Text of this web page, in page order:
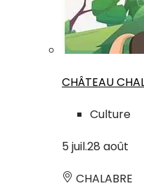
CHÂTEAU
Culture
5 juil.28 août
CHALABRE